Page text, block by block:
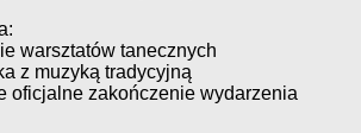
:
warsztatów tanecznych
z muzyką tradycyjną
oficjalne zakończenie wydarzenia